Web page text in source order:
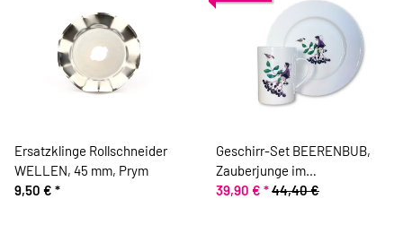
Ersatzklinge Rollschneider
WELLEN, 45 mm, Prym
9,50 € *
Geschirr-Set BEERENBUB,
Zauberjunge im
Beerengarten, Acufactum
39,90 € *44,40 €